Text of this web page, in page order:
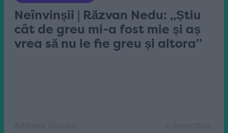
Neînvinșii | Răzvan Nedu: „Știu
cât de greu mi-a fost mie și aș
vrea să nu le fie greu și altora”